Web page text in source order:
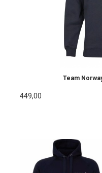
Team
449,00